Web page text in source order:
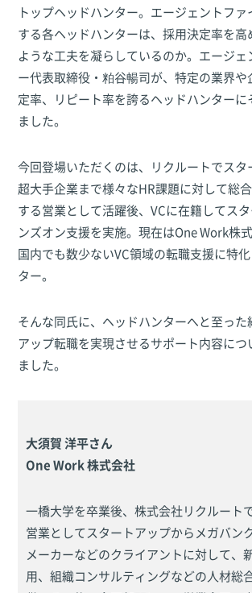
トップヘッドハンター。エージェントフ
する各ヘッドハンターは、採用決定率を高
ような工夫を凝らしているのか。エージェ
ー代表取締役・粕谷暢司が、特定の業界や
定率、リピート率を誇るヘッドハンターに
ました。
今回登場いただくのは、リクルートでスタ
超大手企業まで様々なHR課題に対して総
する営業として活躍後、VCに在籍してス
ンズオン支援を実施。現在はOne Work株
国内でも数少ないVC領域の転職支援に特
ター。
そんな同氏に、ヘッドハンターへと至った
アップ転職を実現させるサポート内容につ
ました。
大須賀 洋平さん
One Work 株式会社
一橋大学を卒業後、株式会社リクルート
営業としてスタートアップからメガバン
メーカーなどのクライアントに対して、
用、組織コンサルティングなどの人材総